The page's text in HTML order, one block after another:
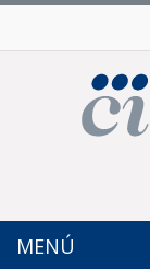
MENÚ